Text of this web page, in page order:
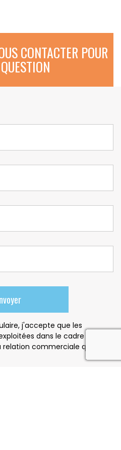
CONTACTER POUR
j'accepte que les
dans le cadre de la
commerciale qui peut